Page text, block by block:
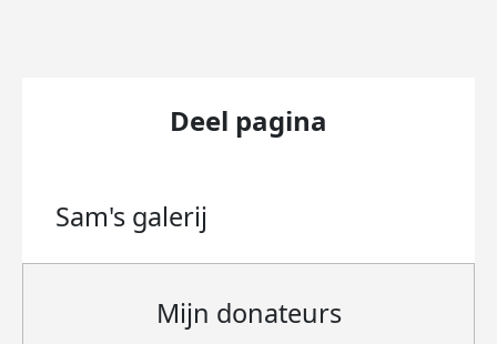
Deel pagina
Sam's galerij
Mijn donateurs